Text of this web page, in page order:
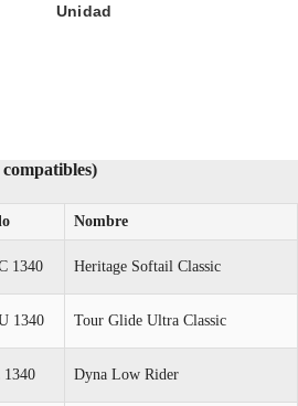
Unidad
Nombre
1340 Heritage Softail Classic
1340 Tour Glide Ultra Classic
Dyna Low Rider